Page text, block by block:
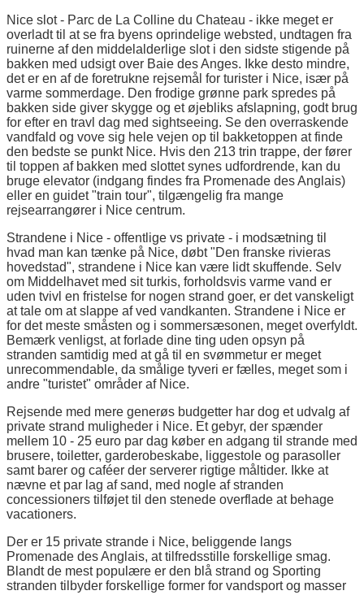
Nice slot - Parc de La Colline du Chateau - ikke meget er
overladt til at se fra byens oprindelige websted, undtagen fra
ruinerne af den middelalderlige slot i den sidste stigende på
bakken med udsigt over Baie des Anges. Ikke desto mindre,
det er en af de foretrukne rejsemål for turister i Nice, især på
varme sommerdage. Den frodige grønne park spredes på
bakken side giver skygge og et øjebliks afslapning, godt brug
for efter en travl dag med sightseeing. Se den overraskende
vandfald og vove sig hele vejen op til bakketoppen at finde
den bedste se punkt Nice. Hvis den 213 trin trappe, der fører
til toppen af bakken med slottet synes udfordrende, kan du
bruge elevator (indgang findes fra Promenade des Anglais)
eller en guidet "train tour", tilgængelig fra mange
rejsearrangører i Nice centrum.
Strandene i Nice - offentlige vs private - i modsætning til
hvad man kan tænke på Nice, døbt "Den franske rivieras
hovedstad", strandene i Nice kan være lidt skuffende. Selv
om Middelhavet med sit turkis, forholdsvis varme vand er
uden tvivl en fristelse for nogen strand goer, er det vanskeligt
at tale om at slappe af ved vandkanten. Strandene i Nice er
for det meste småsten og i sommersæsonen, meget overfyldt.
Bemærk venligst, at forlade dine ting uden opsyn på
stranden samtidig med at gå til en svømmetur er meget
unrecommendable, da smålige tyveri er fælles, meget som i
andre "turistet" områder af Nice.
Rejsende med mere generøs budgetter har dog et udvalg af
private strand muligheder i Nice. Et gebyr, der spænder
mellem 10 - 25 euro par dag køber en adgang til strande med
brusere, toiletter, garderobeskabe, liggestole og parasoller
samt barer og caféer der serverer rigtige måltider. Ikke at
nævne et par lag af sand, med nogle af stranden
concessioners tilføjet til den stenede overflade at behage
vacationers.
Der er 15 private strande i Nice, beliggende langs
Promenade des Anglais, at tilfredsstille forskellige smag.
Blandt de mest populære er den blå strand og Sporting
stranden tilbyder forskellige former for vandsport og masser